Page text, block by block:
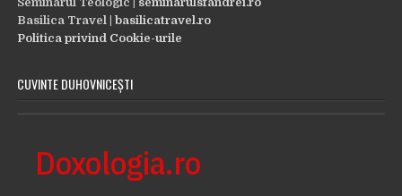
Basilica Travel |basilicatravel.ro
Politica privind Cookie-urile
CUVINTE DUHOVNICEȘTI
Doxologia.ro